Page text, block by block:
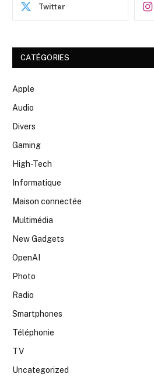
Twitter
CATÉGORIES
Apple
Audio
Divers
Gaming
High-Tech
Informatique
Maison connectée
Multimédia
New Gadgets
OpenAI
Photo
Radio
Smartphones
Téléphonie
TV
Uncategorized